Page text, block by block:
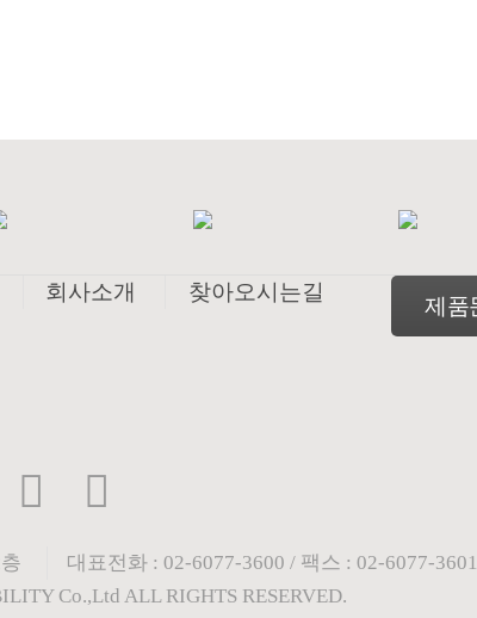
회사소개 찾아오시는길
대표전화 : 02-6077-3600 / 팩스 : 02-6077-3601
Co.,Ltd ALL RIGHTS RESERVED.